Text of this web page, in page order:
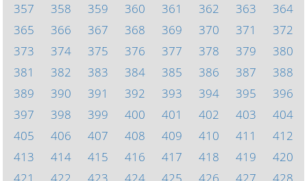
357
358 359 360 361 362 363
364
365
366 367 368 369 370 371
372
373
374 375 376 377 378 379
380
381
382 383 384 385 386 387
388
389
390 391 392 393 394 395
396
397
398 399 400 401 402 403
404
405
406 407 408 409 410 411
412
413
414 415 416 417 418 419
420